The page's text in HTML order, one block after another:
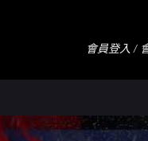
會員登入 /